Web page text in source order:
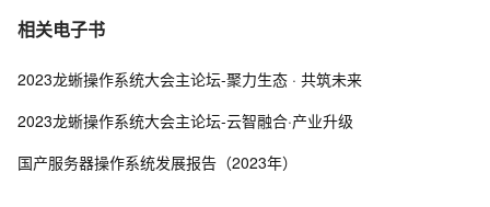
相关电子书
2023龙蜥操作系统大会主论坛-聚力生态 · 共筑未来
2023龙蜥操作系统大会主论坛-云智融合·产业升级
国产服务器操作系统发展报告（2023年）